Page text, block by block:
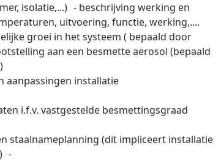
isolatie,...) - beschrijving werking en
uitvoering, functie, werking,....
groei in het systeem ( bepaald door
aan een besmette aërosol (bepaald
aanpassingen installatie
i.f.v. vastgestelde besmettingsgraad
staalnameplanning (dit impliceert installatie
-